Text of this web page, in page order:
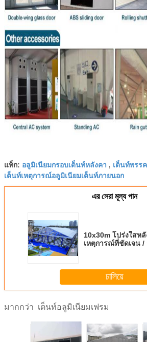
แท็ก: อลูมิเนียมกรอบเต็นท์หลังคา , เต็นท์พรร
เต็นท์เหตุการณ์อลูมิเนียมเต็นท์ภายนอก
এর সেরা মূল্য পান
10x30m โปร่งใสห
เหตุการณ์ที่ชัดเจน
চালিয়ে
มากกว่า เต็นท์อลูมิเนียมเฟรม